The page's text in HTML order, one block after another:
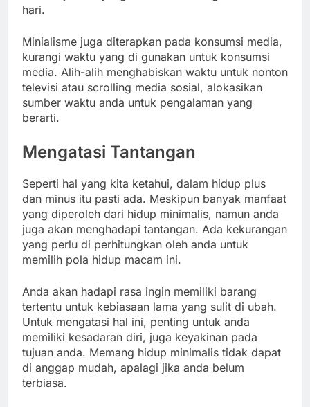
hari.
Minialisme juga diterapkan pada konsumsi media,
kurangi waktu yang di gunakan untuk konsumsi
media. Alih-alih menghabiskan waktu untuk nonton
televisi atau scrolling media sosial, alokasikan
sumber waktu anda untuk pengalaman yang
berarti.
Mengatasi Tantangan
Seperti hal yang kita ketahui, dalam hidup plus
dan minus itu pasti ada. Meskipun banyak manfaat
yang diperoleh dari hidup minimalis, namun anda
juga akan menghadapi tantangan. Ada kekurangan
yang perlu di perhitungkan oleh anda untuk
memilih pola hidup macam ini.
Anda akan hadapi rasa ingin memiliki barang
tertentu untuk kebiasaan lama yang sulit di ubah.
Untuk mengatasi hal ini, penting untuk anda
memiliki kesadaran diri, juga keyakinan pada
tujuan anda. Memang hidup minimalis tidak dapat
di anggap mudah, apalagi jika anda belum
terbiasa.